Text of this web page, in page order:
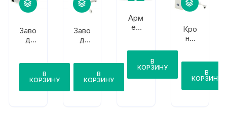
Заво
д
РБм
4Х15
(110
куб.
В
КОРЗИНУ
Заво
д
РБм
4Х15
+
2Х15
В
КОРЗИНУ
Арм
ед
В
КОРЗИНУ
Кро
нт
В
КОРЗИНУ